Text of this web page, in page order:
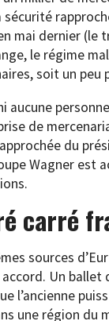
sécurité
mai dernier (le
le régime
soit un peu
aucune
de
du
Wagner est
carré
sources
Un
l’ancienne
une région